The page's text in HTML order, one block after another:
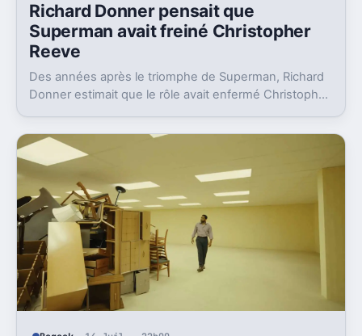
Richard Donner pensait que
Superman avait freiné Christopher
Reeve
Des années après le triomphe de Superman, Richard
Donner estimait que le rôle avait enfermé Christopher
sortir.